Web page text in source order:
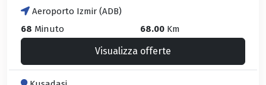
Aeroporto Izmir (ADB)
68 Minuto 68.00 Km
Visualizza offerte